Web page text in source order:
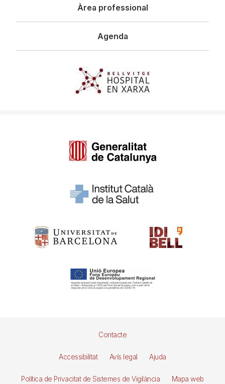
Àrea professional
Agenda
Contacte
Accessibilitat Avís legal Ajuda
Política de Privacitat de Sistemes de Vigilància Mapa web